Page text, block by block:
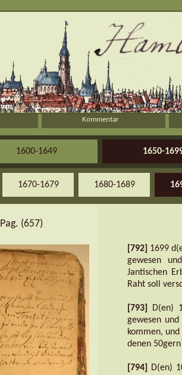
Kommentar
1600-1649 1650-
1670-1679 1680-1689
Pag. (657)
[792]
1699
gewesen
Jantischen
Raht soll
[793]
D(en)
gewesen
kommen,
denen
[794]
D(en)